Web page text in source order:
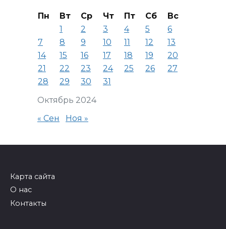
Октябрь 2024
Пн Вт Ср Чт Пт Сб
Вс
1
2 3 4 5
6
7
8 9 10 11 12
13
14
15 16 17 18 19
20
21
22 23 24 25 26
27
28
29 30 31
« Сен Ноя »
Карта сайта
О нас
Контакты